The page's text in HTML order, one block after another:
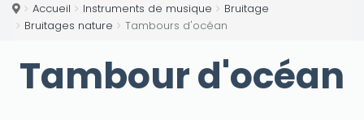
Accueil Instruments de musique
Bruitage
Bruitages nature
Tambours d'océan
Tambour d'océan